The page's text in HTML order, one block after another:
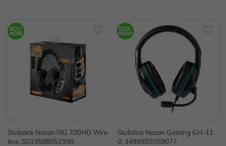
Slušalice Nacon RIG 700HD Wire
less, 5033588052999
Slušalice Nacon Gaming GH-11
0, 3499550359077